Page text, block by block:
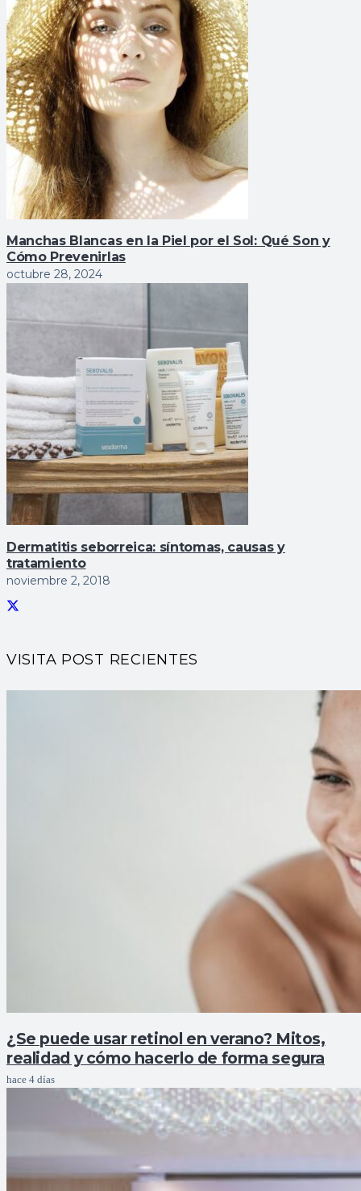
Manchas Blancas en la Piel por el Sol: Qué Son y
Cómo Prevenirlas
octubre 28, 2024
Dermatitis seborreica: sí­ntomas, causas y
tratamiento
noviembre 2, 2018
VISITA POST RECIENTES
¿Se puede usar retinol en verano? Mitos,
realidad y cómo hacerlo de forma segura
hace 4 días